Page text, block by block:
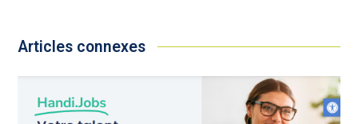
Articles connexes